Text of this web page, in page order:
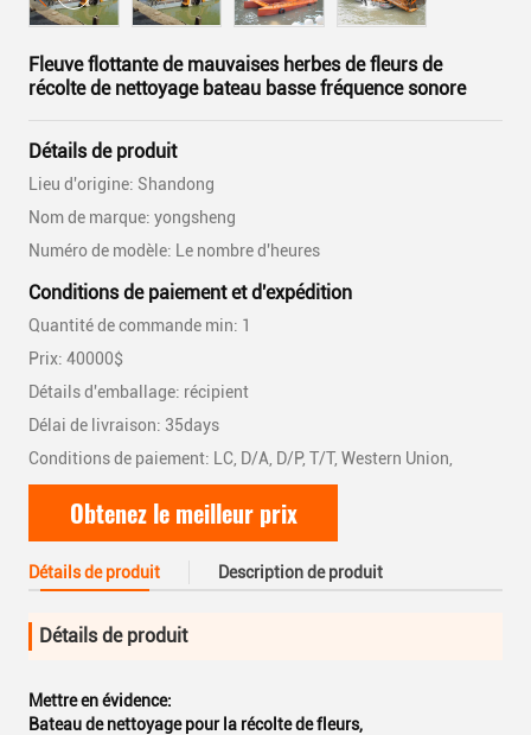
Fleuve flottante de mauvaises herbes de fleurs de
récolte de nettoyage bateau basse fréquence sonore
Détails de produit
Lieu d'origine: Shandong
Nom de marque: yongsheng
Numéro de modèle: Le nombre d'heures
Conditions de paiement et d'expédition
Quantité de commande min: 1
Prix: 40000$
Détails d'emballage: récipient
Délai de livraison: 35days
Conditions de paiement: LC, D/A, D/P, T/T, Western Union,
Obtenez le meilleur prix
Détails de produit Description de produit
Détails de produit
Mettre en évidence:
Bateau de nettoyage pour la récolte de fleurs,